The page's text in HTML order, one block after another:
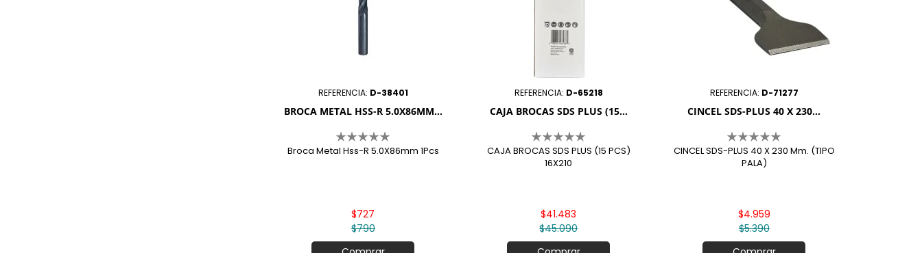
REFERENCIA: D-38401
BROCA METAL HSS-R 5.0X86MM...
Broca Metal Hss-R 5.0X86mm 1Pcs
$790
$727
REFERENCIA: D-65218
CAJA BROCAS SDS PLUS (15...
CAJA BROCAS SDS PLUS (15 PCS)
16X210
$45.090
$41.483
REFERENCIA: D-71277
CINCEL SDS-PLUS 40 X 230...
CINCEL SDS-PLUS 40 X 230 Mm. (TIPO
PALA)
$5.390
$4.959